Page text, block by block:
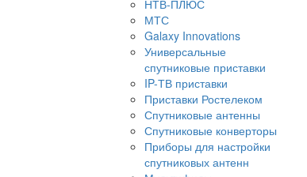
НТВ-ПЛЮС
МТС
Galaxy Innovations
Универсальные
спутниковые приставки
IP-ТВ приставки
Приставки Ростелеком
Спутниковые антенны
Спутниковые конверторы
Приборы для настройки
спутниковых антенн